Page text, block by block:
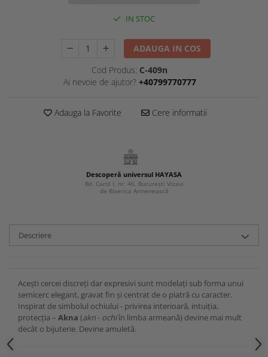
IN STOC
ADAUGA IN COS
Cod Produs: C-409n
Ai nevoie de ajutor? +40799770777
Adauga la Favorite Cere informatii
Descoperă universul HAYASA
Bd. Carol I, nr. 46, București Vizavi
de Biserica Armenească
Descriere
Acești cercei discreți dar expresivi sunt modelați sub forma unui
semicerc elegant, gravat fin și centrat de o piatră cu caracter.
Inspirat de simbolul ochiului - privirea interioară, intuiția,
protecția – Akna (akn- ochiîn limba armeană) devine mai mult
decât o bijuterie. Devine amuletă.